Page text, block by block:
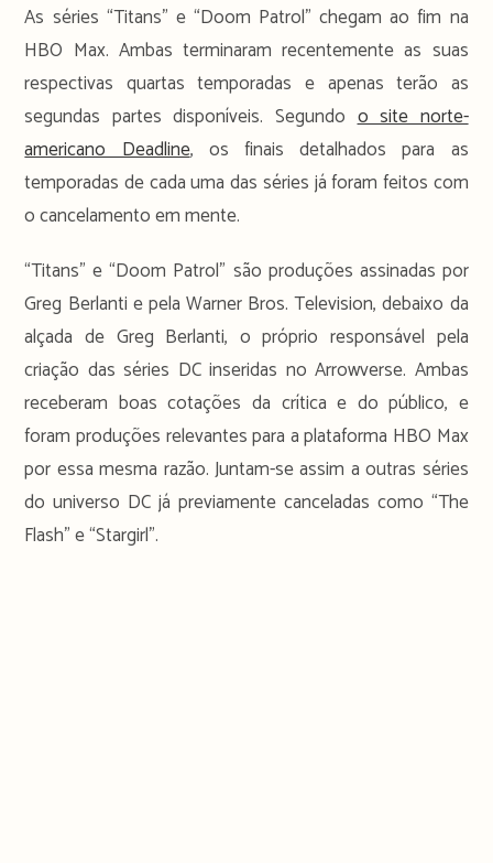
As séries “Titans” e “Doom Patrol” chegam ao fim na
HBO Max. Ambas terminaram recentemente as suas
respectivas quartas temporadas e apenas terão as
segundas partes disponíveis. Segundoo site norte-
americano Deadline, os finais detalhados para as
temporadas de cada uma das séries já foram feitos com
o cancelamento em mente.
“Titans” e “Doom Patrol” são produções assinadas por
Greg Berlanti e pela Warner Bros. Television, debaixo da
alçada de Greg Berlanti, o próprio responsável pela
criação das séries DC inseridas no Arrowverse. Ambas
receberam boas cotações da crítica e do público, e
foram produções relevantes para a plataforma HBO Max
por essa mesma razão. Juntam-se assim a outras séries
do universo DC já previamente canceladas como “The
Flash” e “Stargirl”.